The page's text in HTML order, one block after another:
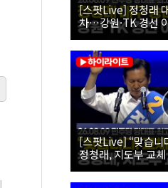
[스팟Live] 정청래
차…강원·TK 경선
26.08.09 더불어민
보 대구·경북 합동
[스팟Live] “맞습
정청래, 지도부 교체
26.08.09 더불어민
보 대구·경북 합동